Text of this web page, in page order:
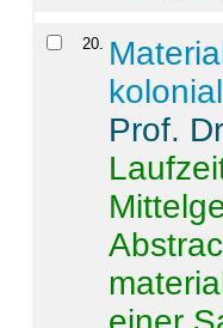
20
Prof.